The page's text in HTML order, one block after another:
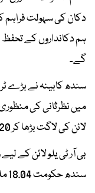
دکان کی سہولت فراہم
ہم دکانداروں کے
گے۔
سندھ کابینہ نے بڑے
میں نظرثانی کی
لائن کی لاگت بڑھا کر 620 ملین ڈالر کر دی گئی
سندھ حکومت 18.04 ملین ڈالر فراہم کرے گی۔